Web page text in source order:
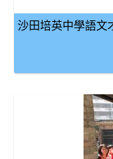
沙田培英中學語文